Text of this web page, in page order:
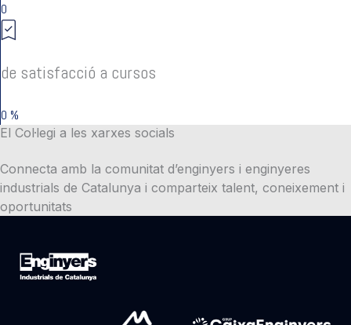
0
de satisfacció a cursos
0 %
El Col·legi a les xarxes socials
Connecta amb la comunitat d’enginyers i enginyeres
industrials de Catalunya i comparteix talent, coneixement i
oportunitats